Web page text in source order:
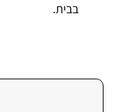
בבית.